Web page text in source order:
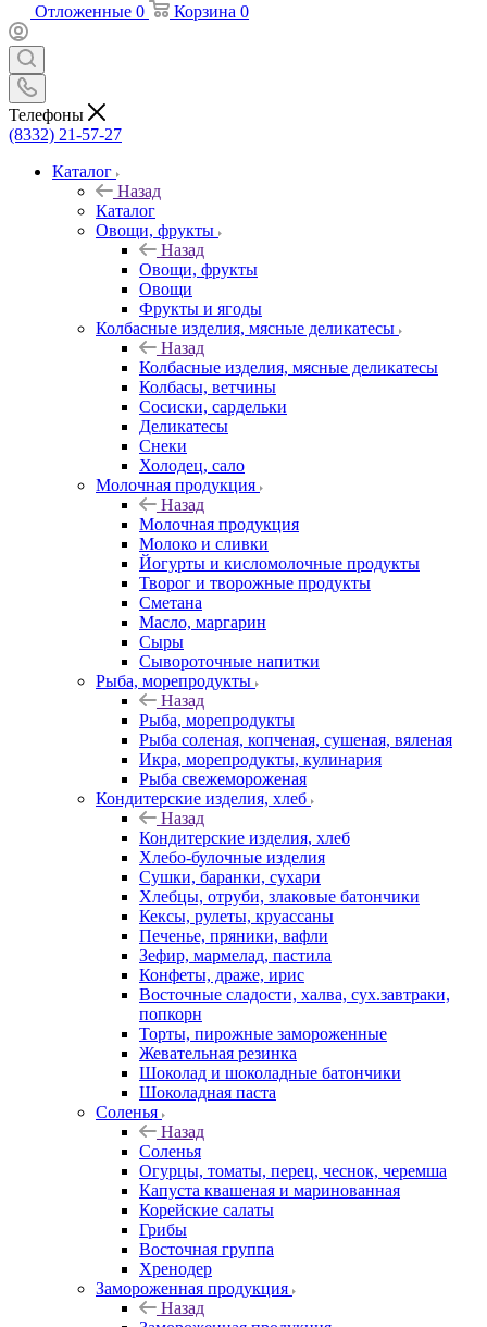
Отложенные 0 Корзина 0
Телефоны
(8332) 21-57-27
Каталог
Назад
Каталог
Овощи, фрукты
Назад
Овощи, фрукты
Овощи
Фрукты и ягоды
Колбасные изделия, мясные деликатесы
Назад
Колбасные изделия, мясные деликатесы
Колбасы, ветчины
Сосиски, сардельки
Деликатесы
Снеки
Холодец, сало
Молочная продукция
Назад
Молочная продукция
Молоко и сливки
Йогурты и кисломолочные продукты
Творог и творожные продукты
Сметана
Масло, маргарин
Сыры
Сывороточные напитки
Рыба, морепродукты
Назад
Рыба, морепродукты
Рыба соленая, копченая, сушеная, вяленая
Икра, морепродукты, кулинария
Рыба свежемороженая
Кондитерские изделия, хлеб
Назад
Кондитерские изделия, хлеб
Хлебо-булочные изделия
Сушки, баранки, сухари
Хлебцы, отруби, злаковые батончики
Кексы, рулеты, круассаны
Печенье, пряники, вафли
Зефир, мармелад, пастила
Конфеты, драже, ирис
Восточные сладости, халва, сух.завтраки,
попкорн
Торты, пирожные замороженные
Жевательная резинка
Шоколад и шоколадные батончики
Шоколадная паста
Соленья
Назад
Соленья
Огурцы, томаты, перец, чеснок, черемша
Капуста квашеная и маринованная
Корейские салаты
Грибы
Восточная группа
Хренодер
Замороженная продукция
Назад